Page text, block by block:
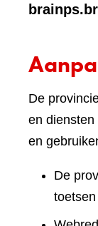
De
en
en
De